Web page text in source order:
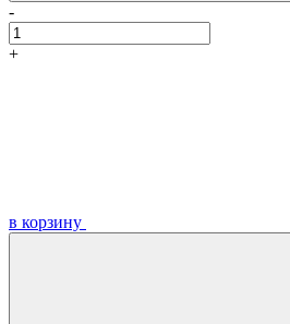
-
+
в корзину